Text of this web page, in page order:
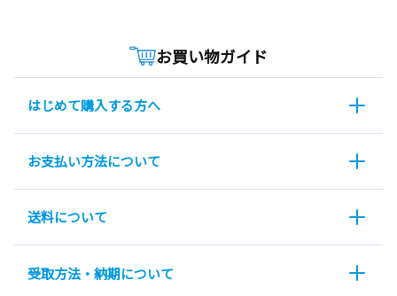
お買い物ガイド
はじめて購入する方へ
お支払い方法について
送料について
受取方法・納期について